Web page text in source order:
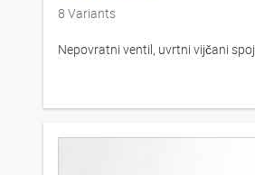
8 Variants
Nepovratni ventil, uvrtni vijčani spoj